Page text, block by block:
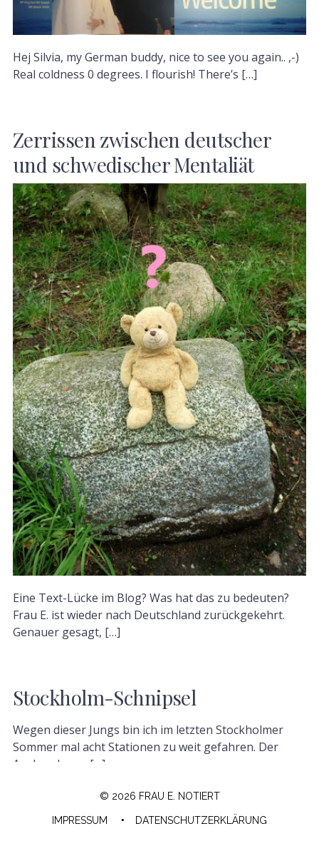
Hej Silvia, my German buddy, nice to see you again.. ,-)
Real coldness 0 degrees. I flourish! There’s […]
Zerrissen zwischen deutscher
und schwedischer Mentaliät
Eine Text-Lücke im Blog? Was hat das zu bedeuten?
Frau E. ist wieder nach Deutschland zurückgekehrt.
Genauer gesagt, […]
Stockholm-Schnipsel
Wegen dieser Jungs bin ich im letzten Stockholmer
Sommer mal acht Stationen zu weit gefahren. Der
Ausbruch von […]
© 2026 FRAU E. NOTIERT
IMPRESSUM DATENSCHUTZERKLÄRUNG